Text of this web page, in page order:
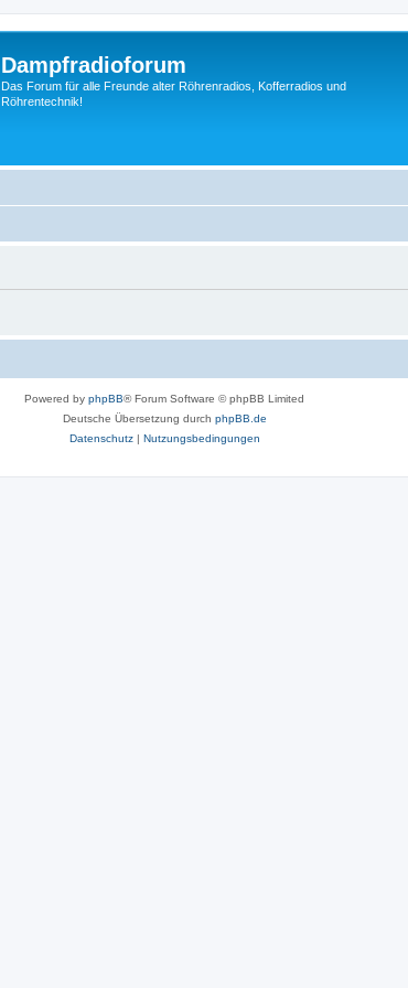
Dampfradioforum
Das Forum für alle Freunde alter Röhrenradios, Kofferradios und
Röhrentechnik!
Powered by phpBB® Forum Software © phpBB Limited
Deutsche Übersetzung durch phpBB.de
Datenschutz| Nutzungsbedingungen